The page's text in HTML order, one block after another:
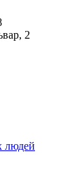
2
людей